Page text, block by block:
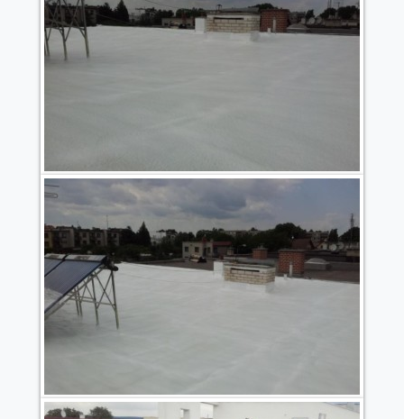
nejlépe.
Pokud tyto
Marketing
Sdílením svých
zájmů a chování při
návštěvě našich
stránek zvyšujete
šanci na zobrazení
personalizovaného